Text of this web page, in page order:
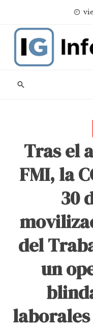
content
Tras el
FMI, la
30
del
un